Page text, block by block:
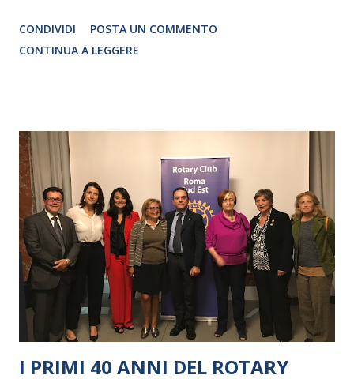
CRISTINA PEZZOLI
CONDIVIDI
POSTA UN COMMENTO
CONTINUA A LEGGERE
I PRIMI 40 ANNI DEL ROTARY